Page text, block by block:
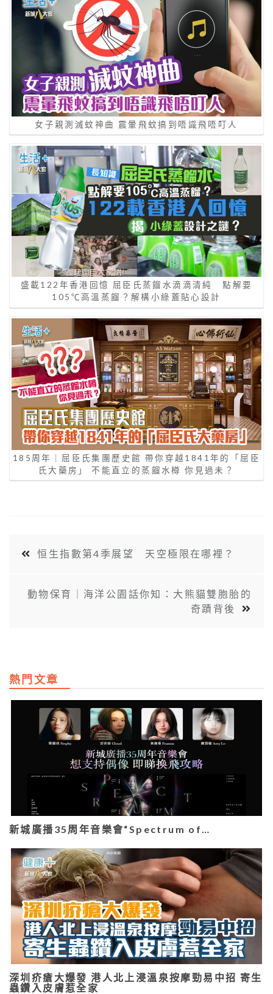
女子親測滅蚊神曲 震暈飛蚊搞到唔識飛唔叮人
盛載122年香港回憶 屈臣氏蒸餾水滴滴清純 點解要
105℃高溫蒸餾？解構小綠蓋貼心設計
185周年｜屈臣氏集團歷史館 帶你穿越1841年的「屈臣
氏大藥房」 不能直立的蒸餾水樽 你見過未？
恒生指數第4季展望 天空極限在哪裡？
動物保育｜海洋公園話你知：大熊貓雙胞胎的
奇蹟背後
熱門文章
新城廣播35周年音樂會“Spectrum of…
深圳疥瘡大爆發 港人北上浸溫泉按摩勁易中招 寄生
蟲鑽入皮膚惹全家